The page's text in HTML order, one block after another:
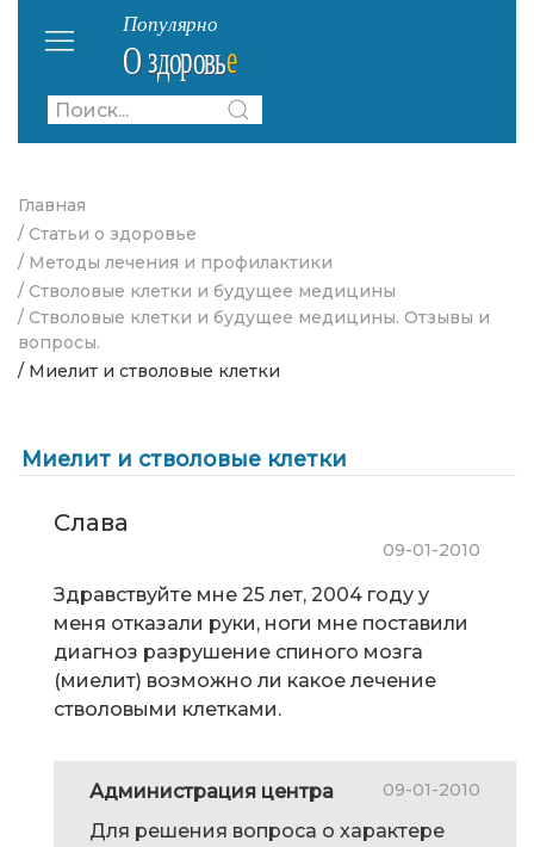
Главная
/ Статьи о здоровье
/ Методы лечения и профилактики
/ Стволовые клетки и будущее медицины
/ Стволовые клетки и будущее медицины. Отзывы и
вопросы.
/ Миелит и стволовые клетки
Миелит и стволовые клетки
Слава
09-01-2010
Здравствуйте мне 25 лет, 2004 году у
меня отказали руки, ноги мне поставили
диагноз разрушение спиного мозга
(миелит) возможно ли какое лечение
стволовыми клетками.
Администрация центра 09-01-2010
Для решения вопроса о характере